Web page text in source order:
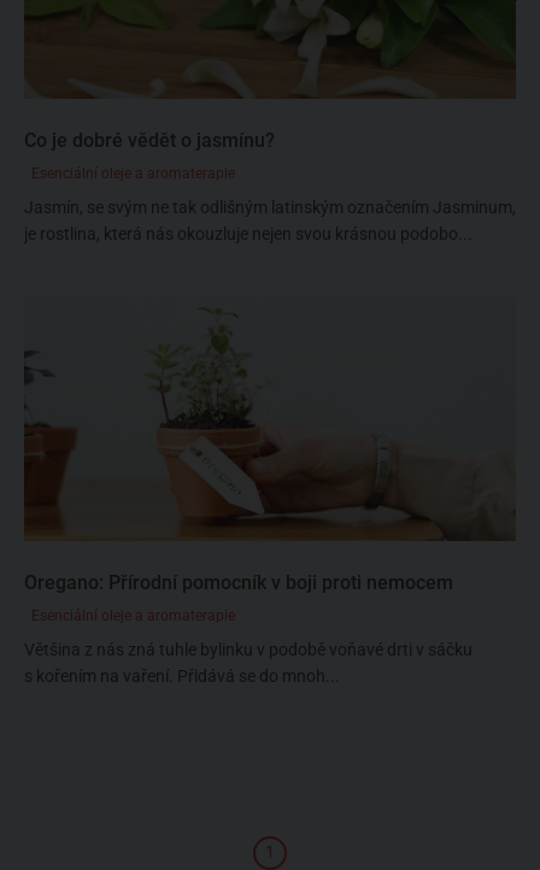
Co je dobré vědět o jasmínu?
Esenciální oleje a aromaterapie
Jasmín, se svým ne tak odlišným latinským označením Jasminum,
je rostlina, která nás okouzluje nejen svou krásnou podobo...
Oregano: Přírodní pomocník v boji proti nemocem
Esenciální oleje a aromaterapie
Většina z nás zná tuhle bylinku v podobě voňavé drti v sáčku
s kořením na vaření. Přidává se do mnoh...
1